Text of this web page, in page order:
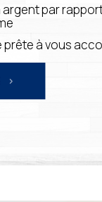
par
à vous